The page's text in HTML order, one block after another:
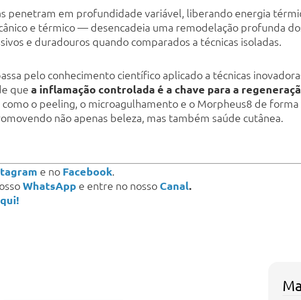
penetram em profundidade variável, liberando energia
e térmico — desencadeia uma remodelação profunda
e duradouros quando comparados a técnicas isoladas.
pelo conhecimento científico aplicado a técnicas
que a inflamação controlada é a chave para a
o peeling, o microagulhamento e o Morpheus8 de forma
não apenas beleza, mas também saúde cutânea.
e no Facebook.
WhatsApp e entre no nosso Canal.